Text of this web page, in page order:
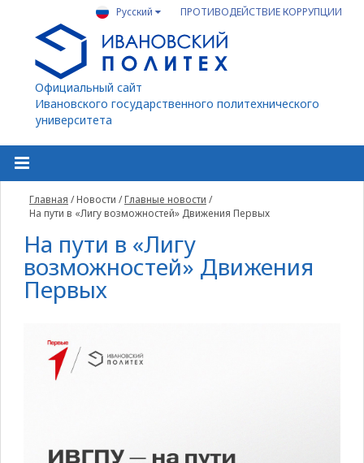
ПРОТИВОДЕЙСТВИЕ КОРРУПЦИИ
Русский
Официальный сайт
Ивановского государственного политехнического
университета
Главная /Новости /Главные новости /
На пути в «Лигу возможностей» Движения Первых
На пути в «Лигу
возможностей» Движения
Первых